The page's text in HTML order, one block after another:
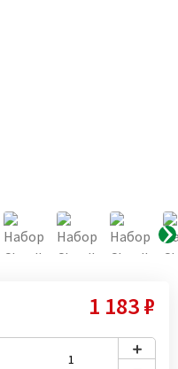
1 183 ₽